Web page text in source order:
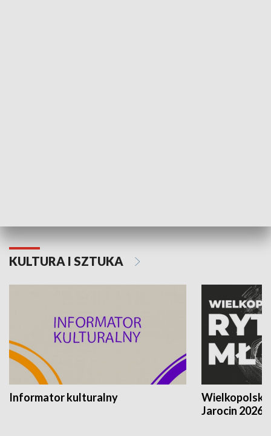
KULTURA I SZTUKA
Informator kulturalny
Jarocin 2026